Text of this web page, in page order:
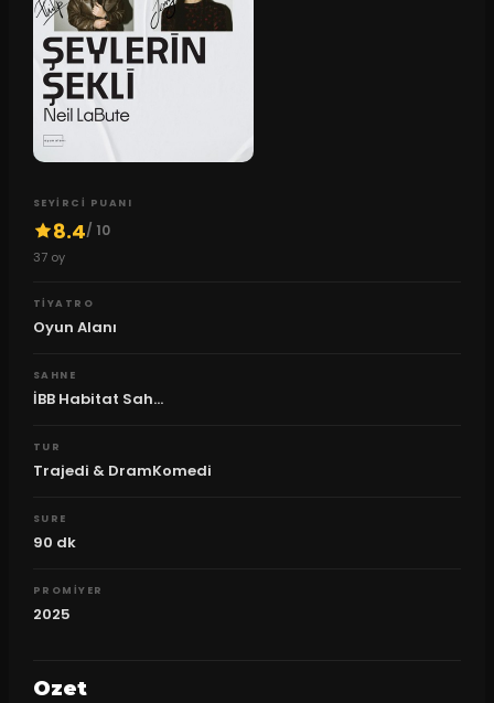
SEYIRCI PUANI
8.4/ 10
37oy
TIYATRO
Oyun Alanı
SAHNE
İBB Habitat Sah...
TUR
Trajedi & DramKomedi
SURE
90 dk
PROMIYER
2025
Ozet